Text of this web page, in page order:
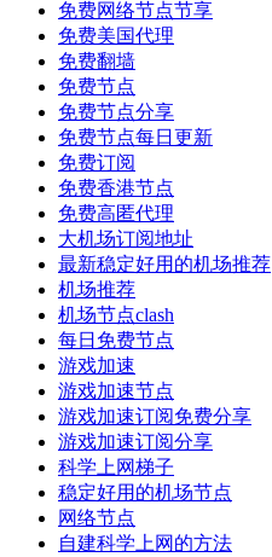
免费网络节点节享
免费美国代理
免费翻墙
免费节点
免费节点分享
免费节点每日更新
免费订阅
免费香港节点
免费高匿代理
大机场订阅地址
最新稳定好用的机场推荐
机场推荐
机场节点clash
每日免费节点
游戏加速
游戏加速节点
游戏加速订阅免费分享
游戏加速订阅分享
科学上网梯子
稳定好用的机场节点
网络节点
自建科学上网的方法